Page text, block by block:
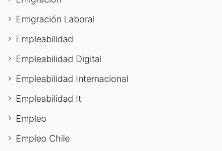
Emigración Laboral
Empleabilidad
Empleabilidad Digital
Empleabilidad Internacional
Empleabilidad It
Empleo
Empleo Chile